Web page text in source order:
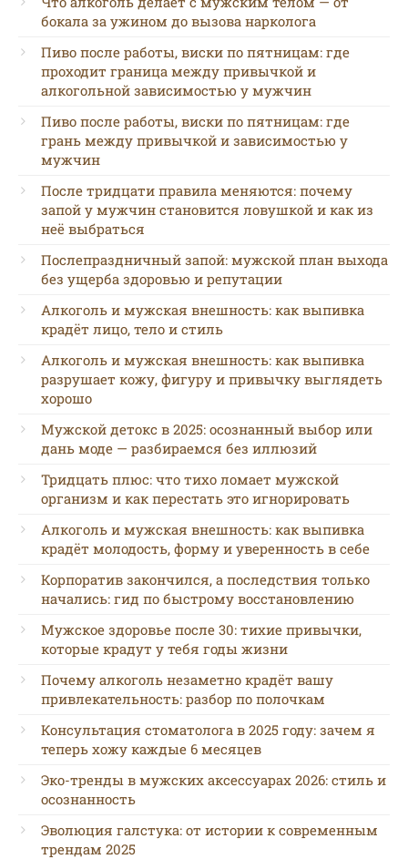
бокала за ужином до вызова нарколога
Пиво после работы, виски по пятницам: где
проходит граница между привычкой и
алкогольной зависимостью у мужчин
Пиво после работы, виски по пятницам: где
грань между привычкой и зависимостью у
мужчин
После тридцати правила меняются: почему
запой у мужчин становится ловушкой и как из
неё выбраться
Послепраздничный запой: мужской план выхода
без ущерба здоровью и репутации
Алкоголь и мужская внешность: как выпивка
крадёт лицо, тело и стиль
Алкоголь и мужская внешность: как выпивка
разрушает кожу, фигуру и привычку выглядеть
хорошо
Мужской детокс в 2025: осознанный выбор или
дань моде — разбираемся без иллюзий
Тридцать плюс: что тихо ломает мужской
организм и как перестать это игнорировать
Алкоголь и мужская внешность: как выпивка
крадёт молодость, форму и уверенность в себе
Корпоратив закончился, а последствия только
начались: гид по быстрому восстановлению
Мужское здоровье после 30: тихие привычки,
которые крадут у тебя годы жизни
Почему алкоголь незаметно крадёт вашу
привлекательность: разбор по полочкам
Консультация стоматолога в 2025 году: зачем я
теперь хожу каждые 6 месяцев
Эко-тренды в мужских аксессуарах 2026: стиль и
осознанность
Эволюция галстука: от истории к современным
трендам 2025